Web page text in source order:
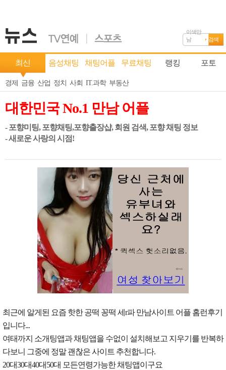
이색만
남
검색
최신 음성채팅 채팅어플 무료채팅 랭킹 포토
경제 금융 산업 정치 사회 IT.과학 부동산
대한민국 No.1 만남 어플
- 포향미팅, 포향채팅,포향출장샵, 회원 검색, 포향 채팅 정보
- 새로운 사랑의 시점!
최근에 알게된 요즘 핫한 공떡 꽁떡 세r파 만남사이트 어플 홈런후기
입니다...
여태까지 소개팅앱과 채팅앱을 수없이 설치해보고 지우기를 반복하
다보니 그중에 정말 괜찮은 사이트 추천합니다.
20대30대40대50대 모든연령가능한 채팅앱이구요